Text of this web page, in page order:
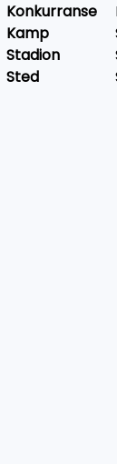
Konkurranse
Kamp
Stadion
Sted